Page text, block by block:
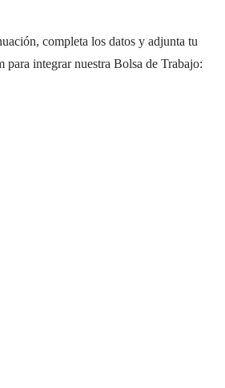
completa los datos y adjunta tu
integrar nuestra Bolsa de Trabajo: